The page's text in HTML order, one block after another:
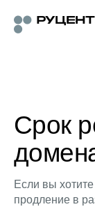
Срок
Если вы
продление в